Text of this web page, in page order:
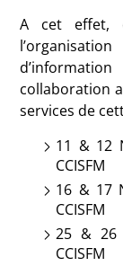
A cet effet,
collaboration
services de
11 & 12
CCISFM
16 & 17
CCISFM
25 & 26
CCISFM